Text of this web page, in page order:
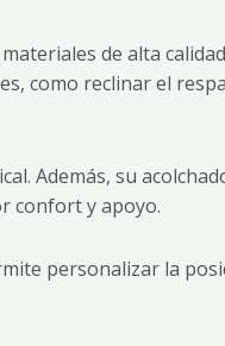
de alta
como reclinar el
Además, su
confort y apoyo.
personalizar la